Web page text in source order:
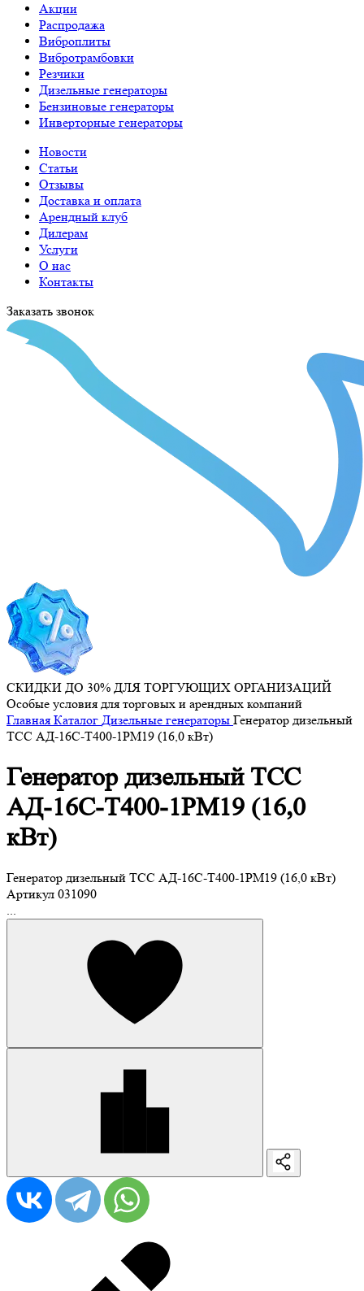
Акции
Распродажа
Виброплиты
Вибротрамбовки
Резчики
Дизельные генераторы
Бензиновые генераторы
Инверторные генераторы
Новости
Статьи
Отзывы
Доставка и оплата
Арендный клуб
Дилерам
Услуги
О нас
Контакты
Заказать звонок
СКИДКИ ДО 30% ДЛЯ ТОРГУЮЩИХ ОРГАНИЗАЦИЙ
Особые условия для торговых и арендных компаний
Главная Каталог Дизельные генераторы Генератор дизельный
ТСС АД-16С-Т400-1РМ19 (16,0 кВт)
Генератор дизельный ТСС
АД-16С-Т400-1РМ19 (16,0
кВт)
Генератор дизельный ТСС АД-16С-Т400-1РМ19 (16,0 кВт)
Артикул 031090
...